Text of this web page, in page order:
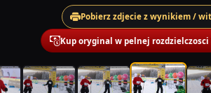
Pobierz zdjecie z wynikiem /
Kup oryginal w pelnej rozdzielczosci